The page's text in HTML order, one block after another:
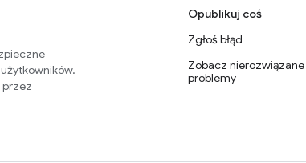
przez
Opublikuj coś
Zgłoś błąd
Zobacz nierozwiązane
problemy